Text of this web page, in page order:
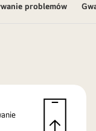
problemów